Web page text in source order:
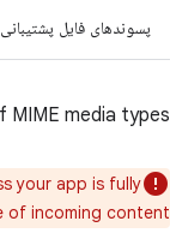
پسوندهای فایل
media types.
your app is fully
of incoming content.